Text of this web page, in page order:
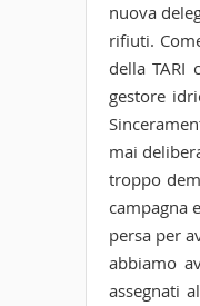
nuova
rifiuti.
della
gestore
mai
troppo
campagna
persa per
abbiamo
assegnati